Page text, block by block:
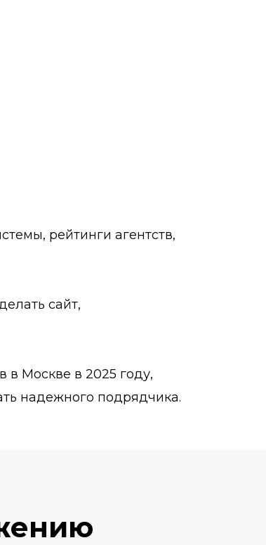
рейтинги агентств,
сайт,
в Москве в 2025 году,
надежного подрядчика.